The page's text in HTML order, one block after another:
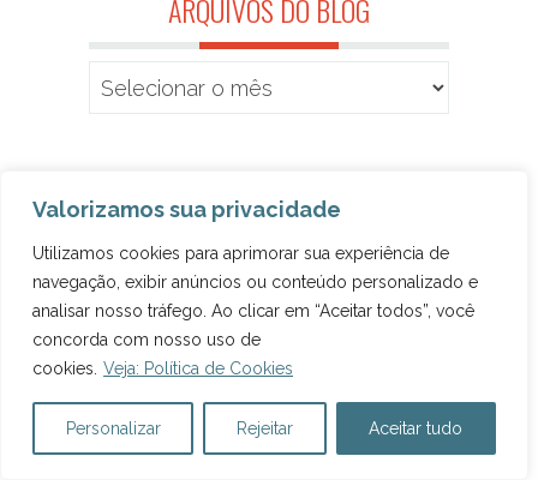
Valorizamos sua privacidade
Utilizamos cookies para aprimorar sua experiência de
navegação, exibir anúncios ou conteúdo personalizado e
analisar nosso tráfego. Ao clicar em “Aceitar todos”, você
concorda com nosso uso de
cookies. Veja: Política de Cookies
Personalizar Rejeitar Aceitar tudo
ARQUIVOS DO BLOG